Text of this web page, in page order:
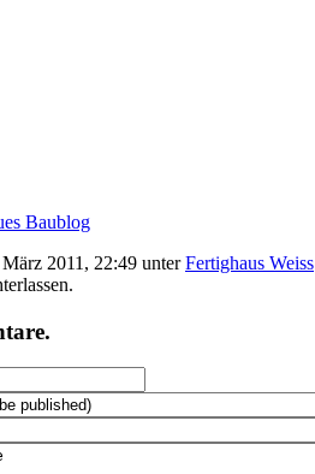
Baublog
2011, 22:49 unterFertighaus Weiss